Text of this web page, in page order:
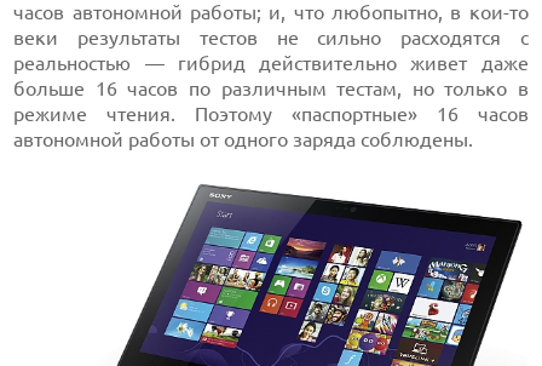
часов автономной работы; и, что любопытно, в кои-то
веки результаты тестов не сильно расходятся с
реальностью — гибрид действительно живет даже
больше 16 часов по различным тестам, но только в
режиме чтения. Поэтому «паспортные» 16 часов
автономной работы от одного заряда соблюдены.